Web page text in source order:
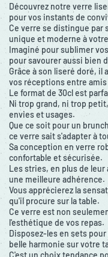
Découvrez notre verre
pour vos instants de
Ce verre se distingue par
unique et moderne à
Imaginé pour sublimer
pour savourer aussi bien
Grâce à son liseré doré,
vos réceptions entre
Le format de 30cl est
Ni trop grand, ni trop
envies et usages.
Que ce soit pour un
ce verre sait s'adapter à
Sa conception en verre
confortable et sécurisée.
Les stries, en plus de
une meilleure adhérence.
Vous apprécierez la
qu'il procure sur la table.
Ce verre est non
l'esthétique de vos repas.
Disposez-les en sets
belle harmonie sur votre
C'est un choix tendance